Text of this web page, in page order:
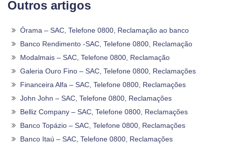
Outros artigos
Órama – SAC, Telefone 0800, Reclamação ao banco
Banco Rendimento -SAC, Telefone 0800, Reclamação
Modalmais – SAC, Telefone 0800, Reclamação
Galeria Ouro Fino – SAC, Telefone 0800, Reclamações
Financeira Alfa – SAC, Telefone 0800, Reclamações
John John – SAC, Telefone 0800, Reclamações
Belliz Company – SAC, Telefone 0800, Reclamações
Banco Topázio – SAC, Telefone 0800, Reclamações
Banco Itaú – SAC, Telefone 0800, Reclamações